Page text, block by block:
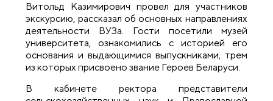
Витольд Казимирович провел для участников
экскурсию, рассказал об основных направлениях
деятельности ВУЗа. Гости посетили музей
университета,ознакомились с историей его
основания и выдающимися выпускниками, трем
из которых присвоено звание Героев Беларуси.
В кабинете ректора представители